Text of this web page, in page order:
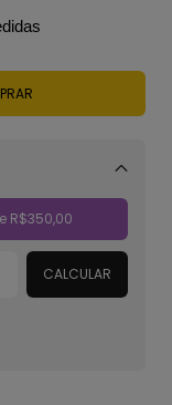
R$350,00
CALCULAR